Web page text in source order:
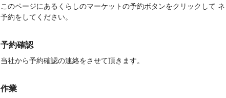
このページにあるくらしのマーケットの予約ボタンをクリックして
予約をしてください。
予約確認
当社から予約確認の連絡をさせて頂きます。
作業